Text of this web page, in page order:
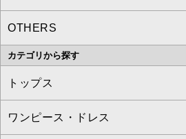
MK MICHEL KLEIN
OFUON le MK
MICHEL KLEIN HOMME
MK MICHEL KLEIN HOMME
a.v.v
OTHERS
MK MICHEL KLEIN BAG
カテゴリから探す
トップス
すべてのトップス
ワンピース・ドレス